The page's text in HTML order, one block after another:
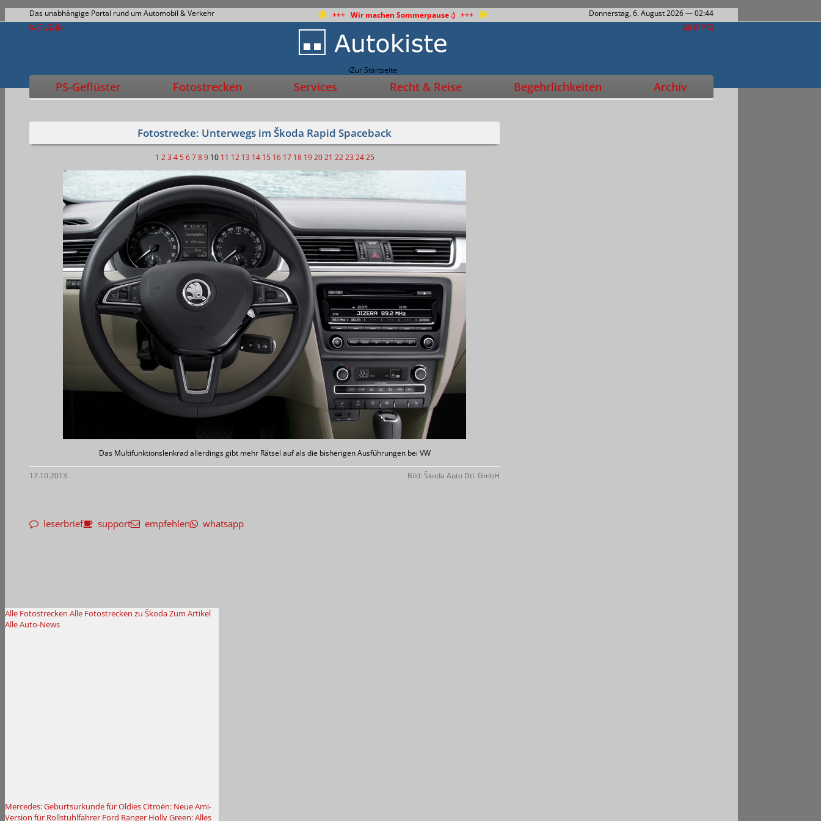
Das unabhängige Portal rund um Automobil & Verkehr +++ Wir machen Sommerpause :) +++ Donnerstag, 6. August 2026— 02:44
Zur Startseite
PS-Geflüster Fotostrecken Services Recht & Reise Begehrlichkeiten Archiv
Fotostrecke: Unterwegs im Škoda Rapid Spaceback
1 2 3 4 5 6 7 8 9 10 11 12 13 14 15 16 17 18 19 20 21 22 23 24 25
Das Multifunktionslenkrad allerdings gibt mehr Rätsel auf als die bisherigen Ausführungen bei VW
17.10.2013 Bild: Škoda Auto Dtl. GmbH
leserbrief support empfehlen whatsapp
Alle Fotostrecken Alle Fotostrecken zu ŠkodaZum Artikel
Alle Auto-News
Mercedes: Geburtsurkunde für OldiesCitroën: Neue Ami-
Version für Rollstuhlfahrer Ford Ranger Holly Green: Alles